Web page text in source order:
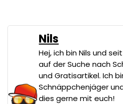
Nils
Hej, ich bin Nils und
auf der Suche nach
und Gratisartikel. Ich
Schnäppchenjäger
dies gerne mit euch!